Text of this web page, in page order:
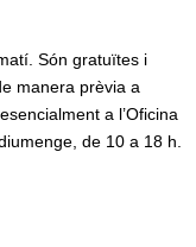
Són gratuïtes i
manera prèvia a
a l’Oficina
de 10 a 18 h.